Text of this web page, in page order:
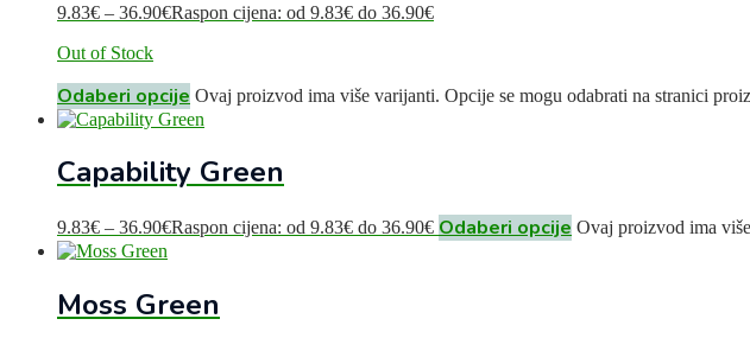
9.83€ – 36.90€Raspon cijena: od 9.83€ do 36.90€
Out of Stock
Odaberi opcije Ovaj proizvod ima više varijanti. Opcije se mogu odabrati na stranici
Capability Green
9.83€ – 36.90€Raspon cijena: od 9.83€ do 36.90€ Odaberi opcije Ovaj proizvod ima
Moss Green